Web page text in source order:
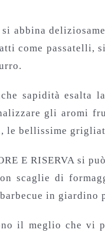
come
sapidità
gli
bellissime
E RISERVA si
scaglie di
in
il meglio che vi